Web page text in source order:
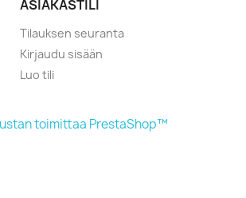
ASIAKASTILI
Tilauksen seuranta
Kirjaudu sisään
Luo tili
toimittaa PrestaShop™